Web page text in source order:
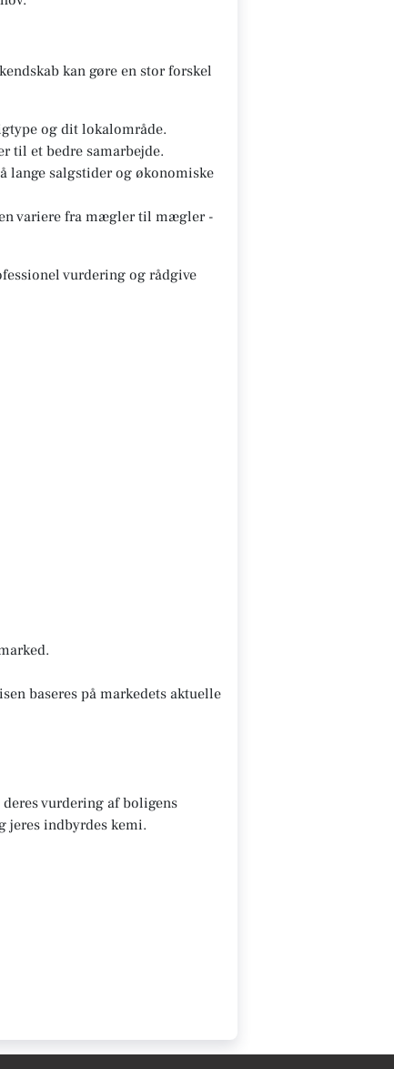
kan gøre en stor forskel
og dit lokalområde.
til et bedre samarbejde.
lange salgstider og økonomiske
variere fra mægler til mægler -
vurdering og rådgive
baseres på markedets aktuelle
vurdering af boligens
jeres indbyrdes kemi.